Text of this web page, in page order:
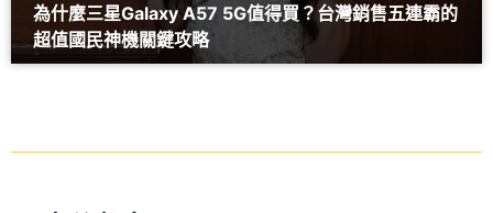
為什麼三星Galaxy A57 5G值得買？台灣銷售五連霸的
超值國民神機關鍵攻略